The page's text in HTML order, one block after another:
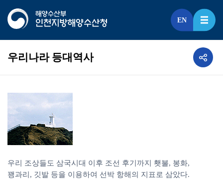
EN
우리나라 등대역사
우리 조상들도 삼국시대 이후 조선 후기까지 횃불, 봉화,
꽹과리, 깃발 등을 이용하여 선박 항해의 지표로 삼았다.